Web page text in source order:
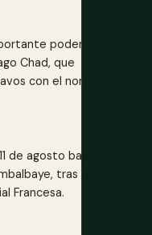
poder comercial
Chad, que
con el norte de
de agosto bajo el
tras décadas
Francesa.